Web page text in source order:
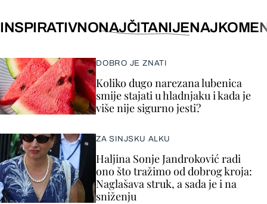
INSPIRATIVNONAJČITANIJE
DOBRO JE ZNATI
Koliko dugo narezana lubenica
smije stajati u hladnjaku i kada je
više nije sigurno jesti?
ZA SINJSKU ALKU
Haljina Sonje Jandroković radi
ono što tražimo od dobrog kroja:
Naglašava struk, a sada je i na
sniženju